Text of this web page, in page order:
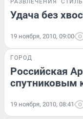
Удача без
19 ноября, 2010, 09:00
ГОРОД
Российская
спутниковым
19 ноября, 2010, 08:41